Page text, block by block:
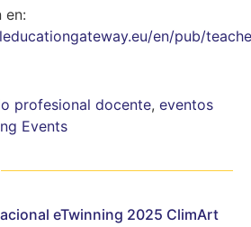
en:
en/pub/
profesional docente, eventos
Events
eTwinning 2025 ClimArt